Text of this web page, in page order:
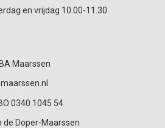
en vrijdag 10.00-11.30
Maarssen
0340 1045 54
de Doper-Maarssen